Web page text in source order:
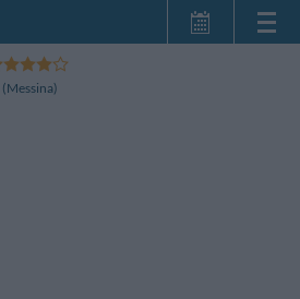
(Messina)